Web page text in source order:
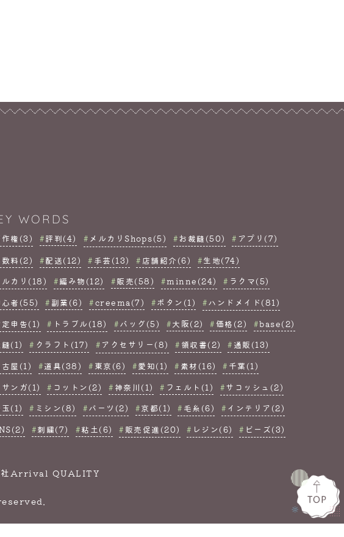
WORDS
作権(3) 評判(4) メルカリShops(5) お裁縫(50)
アプリ(7)
数料(2)
配送(12) 手芸(13) 店舗紹介(6)
生地(74)
ルカリ(18)
編み物(12) 販売(58) minne(24)
ラクマ(5)
心者(55)
副業(6) creema(7) ボタン(1)
ハンドメイド(81)
定申告(1)
トラブル(18) バッグ(5) 大阪(2) 価格(2)
base(2)
縫(1)
クラフト(17) アクセサリー(8) 領収書(2)
通販(13)
古屋(1)
道具(38) 東京(6) 愛知(1) 素材(16)
千葉(1)
サンガ(1)
コットン(2) 神奈川(1) フェルト(1)
サコッシュ(2)
玉(1)
ミシン(8) パーツ(2) 京都(1) 毛糸(6)
インテリア(2)
刺繍(7) 粘土(6) 販売促進(20) レジン(6) ビーズ(3)
社Arrival QUALITY